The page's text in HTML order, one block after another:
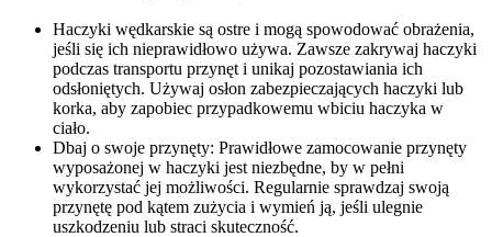
Haczyki wędkarskie są ostre i mogą spowodować obrażenia,
jeśli się ich nieprawidłowo używa. Zawsze zakrywaj haczyki
podczas transportu przynęt i unikaj pozostawiania ich
odsłoniętych. Używaj osłon zabezpieczających haczyki lub
korka, aby zapobiec przypadkowemu wbiciu haczyka w
ciało.
Dbaj o swoje przynęty: Prawidłowe zamocowanie przynęty
wyposażonej w haczyki jest niezbędne, by w pełni
wykorzystać jej możliwości. Regularnie sprawdzaj swoją
przynętę pod kątem zużycia i wymień ją, jeśli ulegnie
uszkodzeniu lub straci skuteczność.